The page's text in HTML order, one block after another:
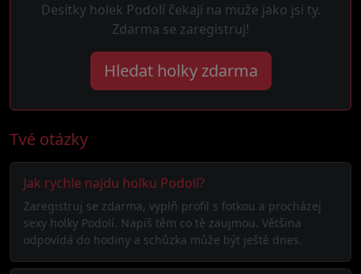
Desítky holek Podolí čekají na muže jako jsi ty.
Zdarma se zaregistruj!
Hledat holky zdarma
Tvé otázky
Jak rychle najdu holku Podolí?
Zaregistruj se zdarma, vyplň profil s fotkou a procházej
sexy holky Podolí. Napiš těm co tě zaujmou. Většina
odpovídá do hodiny a schůzka může být ještě dnes.